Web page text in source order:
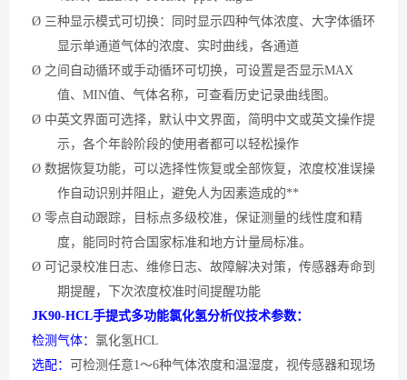
Ø 三种显示模式可切换：同时显示四种气体浓度、大字体循环
显示单通道气体的浓度、实时曲线，各通道
Ø 之间自动循环或手动循环可切换，可设置是否显示MAX
值、 MIN值、气体名称，可查看历史记录曲线图。
Ø 中英文界面可选择，默认中文界面，简明中文或英文操作提
示，各个年龄阶段的使用者都可以轻松操作
Ø 数据恢复功能，可以选择性恢复或全部恢复，浓度校准误操
作自动识别并阻止，避免人为因素造成的**
Ø 零点自动跟踪，目标点多级校准，保证测量的线性度和精
度，能同时符合国家标准和地方计量局标准。
Ø 可记录校准日志、维修日志、故障解决对策，传感器寿命到
期提醒，下次浓度校准时间提醒功能
JK90-HCL手提式多功能氯化氢分析仪技术参数：
检测气体： 氯化氢HCL
选配：
可检测任意1～6种气体浓度和温湿度， 视传感器和现场